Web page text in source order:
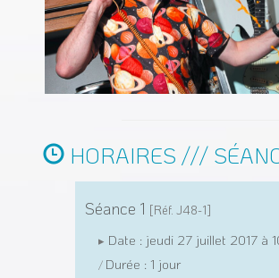
HORAIRES ///
Séance 1 [Réf. J48-1]
▸ Date : jeudi 27 juillet 2017 à
/ Durée : 1 jour